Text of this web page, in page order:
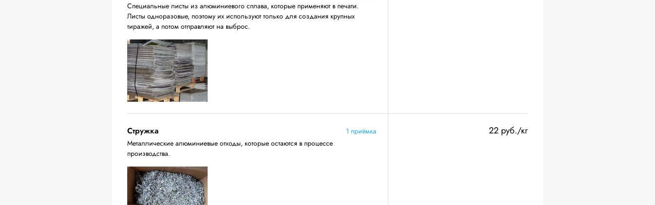
Специальные листы из алюминиевого сплава, которые применяют в печати.
Листы одноразовые, поэтому их используют только для создания крупных
тиражей, а потом отправляют на выброс.
Стружка
1 приёмка
Металлические алюминиевые отходы, которые остаются в процессе
производства.
22 руб./кг